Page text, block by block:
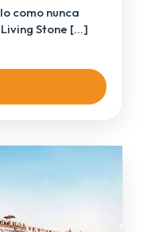
como nunca
Stone […]